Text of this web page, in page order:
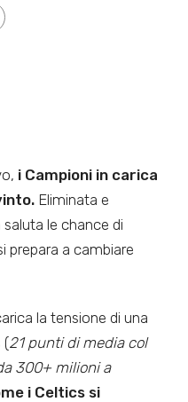
i Campioni in carica
Eliminata e
le chance di
prepara a cambiare
la tensione di una
(21 punti di media col
300+ milioni a
i Celtics si